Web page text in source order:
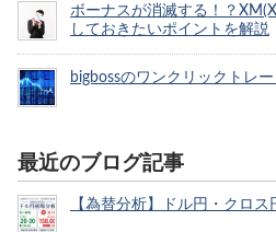
ボーナスが消滅する！？
しておきたいポイントを解説
bigbossのワンクリックトレ
最近のブログ記事
【為替分析】ドル円・クロス